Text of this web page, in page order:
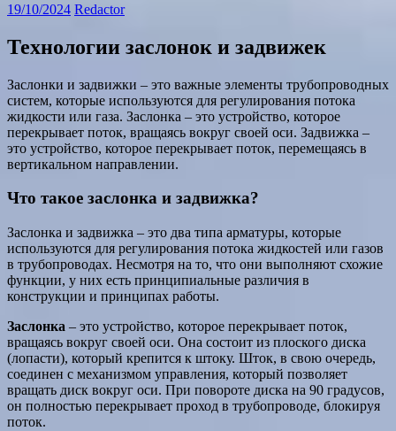
19/10/2024 Redactor
Технологии заслонок и задвижек
Заслонки и задвижки – это важные элементы трубопроводных
систем, которые используются для регулирования потока
жидкости или газа. Заслонка – это устройство, которое
перекрывает поток, вращаясь вокруг своей оси. Задвижка –
это устройство, которое перекрывает поток, перемещаясь в
вертикальном направлении.
Что такое заслонка и задвижка?
Заслонка и задвижка – это два типа арматуры, которые
используются для регулирования потока жидкостей или газов
в трубопроводах. Несмотря на то, что они выполняют схожие
функции, у них есть принципиальные различия в
конструкции и принципах работы.
Заслонка – это устройство, которое перекрывает поток,
вращаясь вокруг своей оси. Она состоит из плоского диска
(лопасти), который крепится к штоку. Шток, в свою очередь,
соединен с механизмом управления, который позволяет
вращать диск вокруг оси. При повороте диска на 90 градусов,
он полностью перекрывает проход в трубопроводе, блокируя
поток.